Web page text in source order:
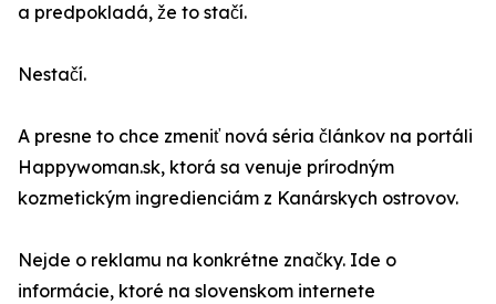
a predpokladá, že to stačí.
Nestačí.
A presne to chce zmeniť nová séria článkov na portáli
Happywoman.sk, ktorá sa venuje prírodným
kozmetickým ingredienciám z Kanárskych ostrovov.
Nejde o reklamu na konkrétne značky. Ide o
informácie, ktoré na slovenskom internete